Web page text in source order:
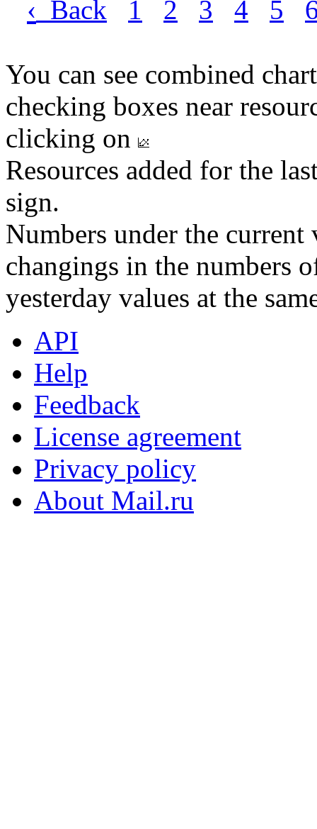
‹ Back 1 2 3 4 5
You can see combined
checking boxes near
clicking on
Resources added for the
sign.
Numbers under the
changings in the numbers
yesterday values at the
API
Help
Feedback
License agreement
Privacy policy
About Mail.ru